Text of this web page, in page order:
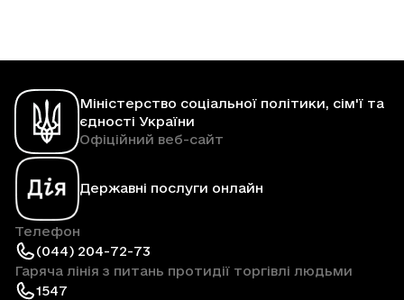
Міністерство соціальної політики, сім'ї та
єдності України
Офіційний веб-сайт
Державні послуги онлайн
Телефон
(044) 204-72-73
Гаряча лінія з питань протидії торгівлі людьми
1547